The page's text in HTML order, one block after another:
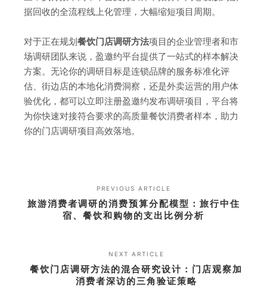
据回收的全流程线上化管理，大幅缩短项目周期。
对于正在规划餐饮门店调研方法项目的企业管理者和市
场调研团队来说，盈邀约平台提供了一站式的样本解决
方案。无论你的调研目标是连锁品牌的服务标准化评
估、街边店的本地化消费洞察，还是外卖运营的用户体
验优化，都可以立即注册盈邀约发布调研项目，平台将
为你快速对接符合要求的高质量餐饮消费者样本，助力
你的门店调研项目高效落地。
PREVIOUS ARTICLE
旅游消费者调研的消费预算分配模型：旅行中住
宿、餐饮和购物的支出比例分析
NEXT ARTICLE
餐饮门店调研方法的混合研究设计：门店观察加
消费者深访的三角验证策略